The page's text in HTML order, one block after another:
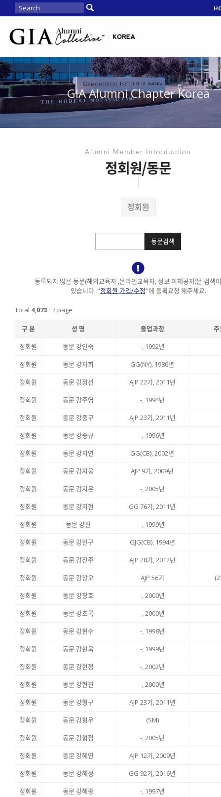
GIA Alumni Chapter Korea
Alumni Member Introduction
정회원/동문
정회원
동문검색
등록되지 않은 동문(해외교육자 ,온라인교육자, 정보 미제공자)은 검색
있습니다. "정회원 가입/수정"에 등록요청 해주세요.
Total 4,073 / 2 page
구 분 성 명 졸업과정
주
정회원
동문 강인숙
-, 1992년
정회원
동문 강자희
GG(NY), 1986년
정회원
동문 강정선
AJP 22기, 2011년
정회원
동문 강주영
-, 1994년
정회원
동문 강중구
AJP 23기, 2011년
정회원
동문 강중규
-, 1996년
정회원
동문 강지연
GG(CB), 2002년
정회원
동문 강지웅
AJP 9기, 2009년
정회원
동문 강지은
-, 2005년
정회원
동문 강지현
GG 76기, 2011년
정회원
동문 강진
-, 1999년
정회원
동문 강진구
GJG(CB), 1994년
정회원
동문 강진주
AJP 28기, 2012년
정회원
동문 강창오 AJP 56기
정회원
동문 강창호
-, 2000년
정회원
동문 강초록
-, 2000년
정회원
동문 강현수
-, 1998년
정회원
동문 강현욱
-, 1999년
정회원
동문 강현정
-, 2002년
정회원
동문 강현진
-, 2000년
정회원
동문 강형구
AJP 23기, 2011년
정회원
동문 강형우
(SM)
정회원
동문 강형정
-, 2005년
정회원
동문 강혜연
AJP 12기, 2009년
정회원
동문 강혜정
GG 92기, 2016년
정회원
동문 강혜종
-, 1997년